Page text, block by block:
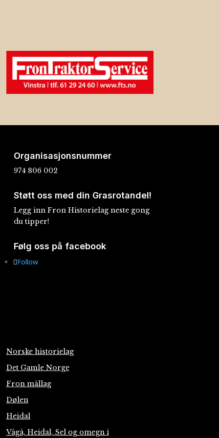
Organisasjonsnummer
974 806 002
Støtt oss med din Grasrotandel!
Legg inn Fron Historielag neste gong
du tipper!
Følg oss på facebook
Follow
Norske historielag
Det Gamle Norge
Fron mållag
Dølen
Heidal
Vågå, Heidal, Sel og omegn i